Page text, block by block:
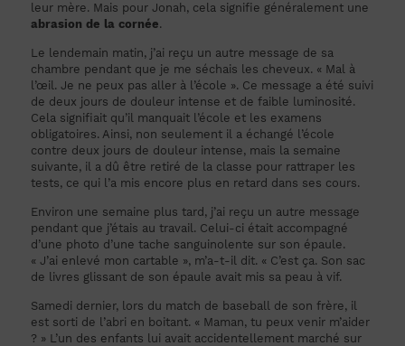
leur mère. Mais pour Jonah, cela signifie généralement une
abrasion de la cornée.
Le lendemain matin, j’ai reçu un autre message de sa
chambre pendant que je me séchais les cheveux. « Mal à
l’œil. Je ne peux pas aller à l’école ». Ce message a été suivi
de deux jours de douleur intense et de faible luminosité.
Cela signifiait qu’il manquait l’école et les examens
obligatoires. Ainsi, non seulement il a échangé l’école
contre deux jours de douleur intense, mais la semaine
suivante, il a dû être retiré de la classe pour rattraper les
tests, ce qui l’a mis encore plus en retard dans ses cours.
Environ une semaine plus tard, j’ai reçu un autre message
pendant que j’étais au travail. Celui-ci était accompagné
d’une photo d’une tache sanguinolente sur son épaule.
« J’ai enlevé mon cartable », m’a-t-il dit. « C’est ça. Son sac
de livres glissant de son épaule avait mis sa peau à vif.
Samedi dernier, lors du match de baseball de son frère, il
est sorti de l’abri en boitant. « Maman, tu peux venir m’aider
? » L’un des enfants lui avait accidentellement marché sur